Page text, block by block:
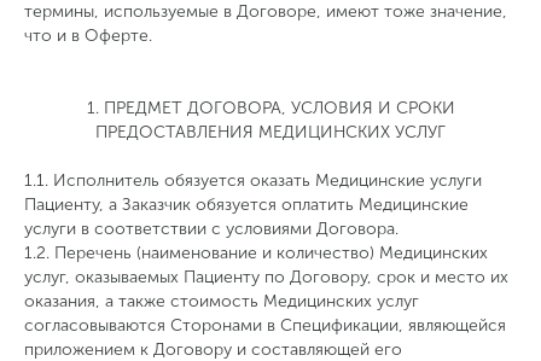
термины, используемые в Договоре, имеют тоже значение,
что и в Оферте.
1. ПРЕДМЕТ ДОГОВОРА, УСЛОВИЯ И СРОКИ
ПРЕДОСТАВЛЕНИЯ МЕДИЦИНСКИХ УСЛУГ
1.1. Исполнитель обязуется оказать Медицинские услуги
Пациенту, а Заказчик обязуется оплатить Медицинские
услуги в соответствии с условиями Договора.
1.2. Перечень (наименование и количество) Медицинских
услуг, оказываемых Пациенту по Договору, срок и место их
оказания, а также стоимость Медицинских услуг
согласовываются Сторонами в Спецификации, являющейся
приложением к Договору и составляющей его